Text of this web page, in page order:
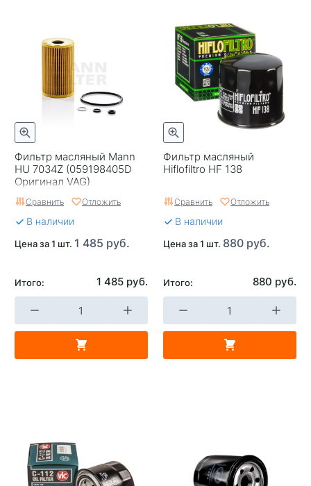
Фильтр масляный Mann
HU 7034Z (059198405D
Оригинал VAG)
Сравнить Отложить
В наличии
Цена за 1 шт. 1 485 руб.
Итого: 1 485 руб.
Фильтр масляный
Hiflofiltro HF 138
Сравнить Отложить
В наличии
Цена за 1 шт. 880 руб.
Итого: 880 руб.